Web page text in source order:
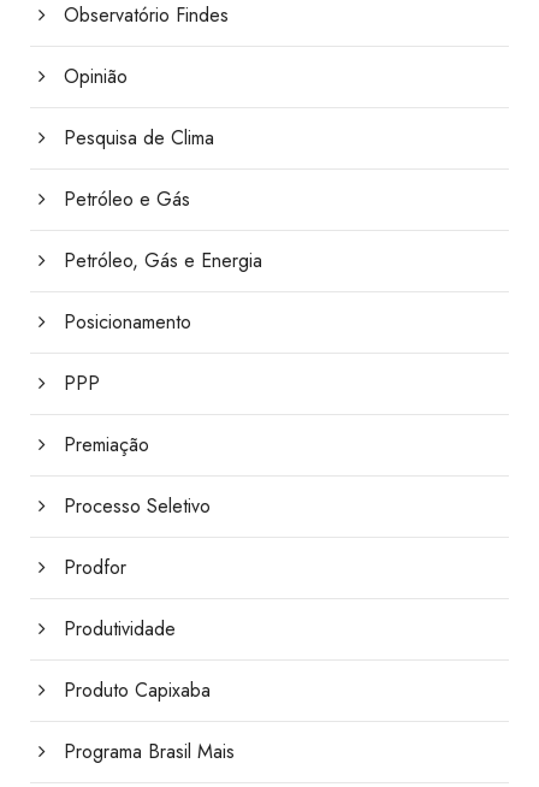
Observatório Findes
Opinião
Pesquisa de Clima
Petróleo e Gás
Petróleo, Gás e Energia
Posicionamento
PPP
Premiação
Processo Seletivo
Prodfor
Produtividade
Produto Capixaba
Programa Brasil Mais